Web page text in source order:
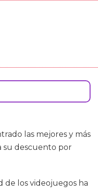
las mejores y más
su descuento por
de los videojuegos ha